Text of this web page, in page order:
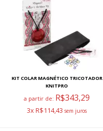
KIT COLAR MAGNÉTICO TRICOTADOR
KNITPRO
a partir de: R$343,29
3x R$114,43